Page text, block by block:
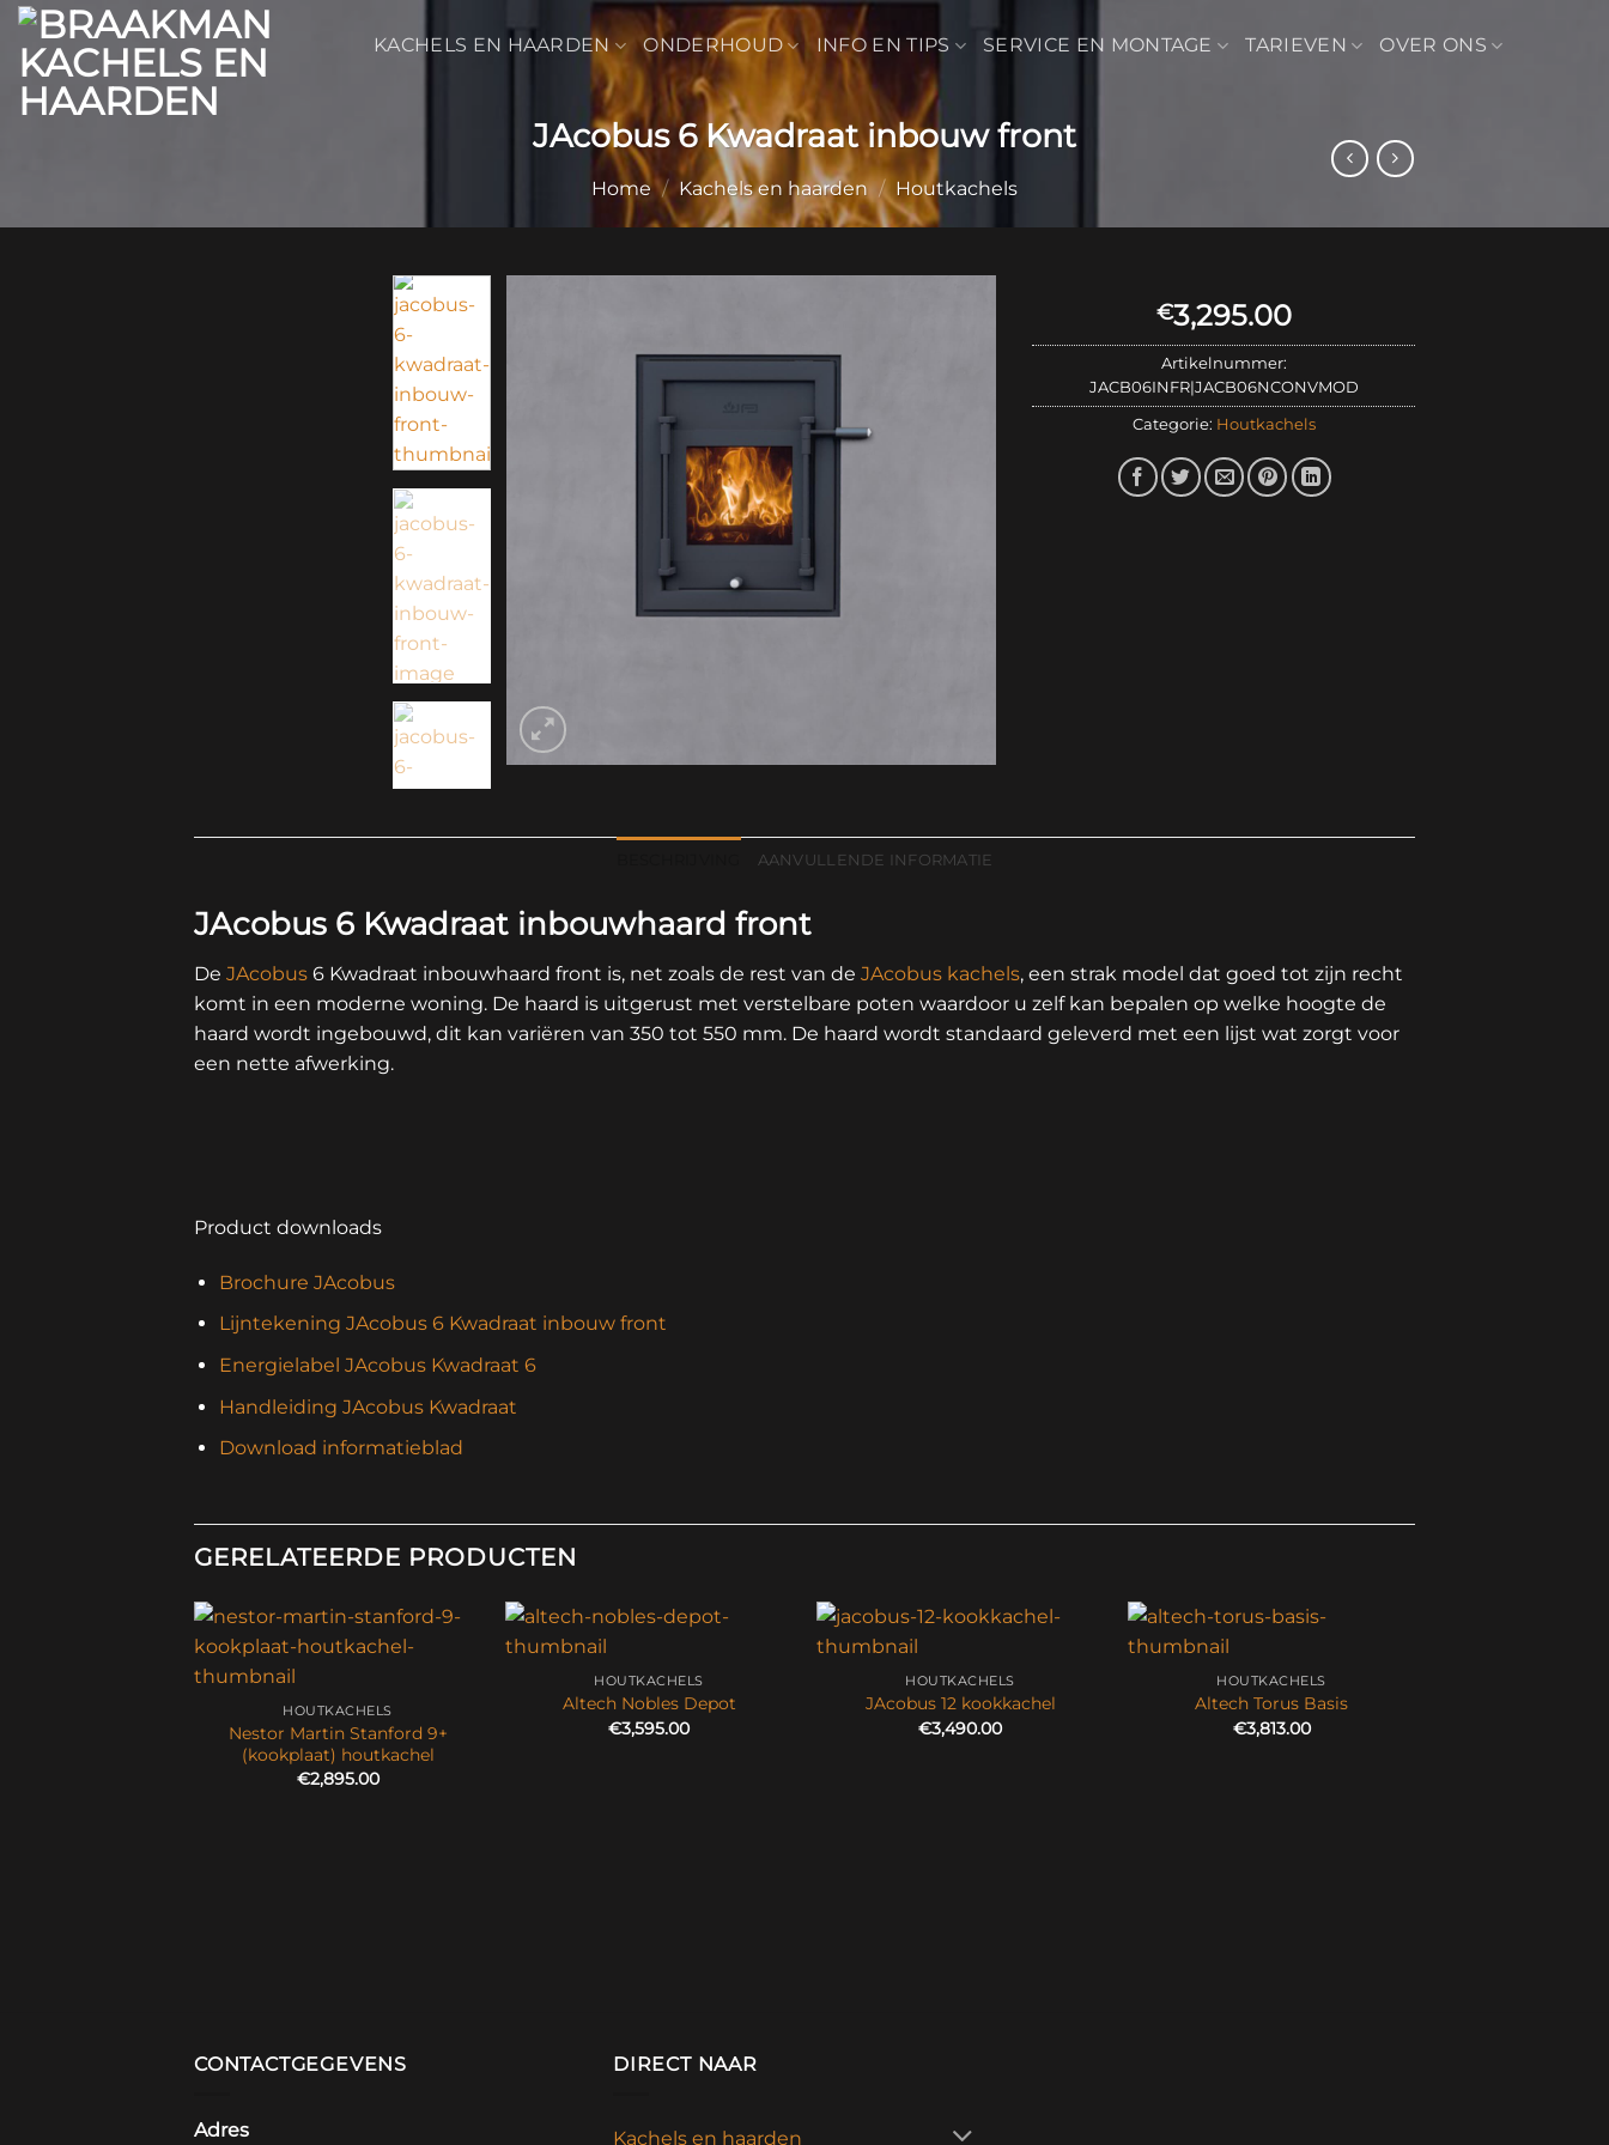
Ga
naar
inhoud
KACHELS EN HAARDEN ONDERHOUD INFO EN TIPS SERVICE EN MONTAGE TARIEVEN OVER ONS
JAcobus 6 Kwadraat inbouw front
Home / Kachels en haarden / Houtkachels
€3,295.00
Artikelnummer:
JACB06INFR|JACB06NCONVMOD
Categorie: Houtkachels
AANVULLENDE INFORMATIE
JAcobus 6 Kwadraat inbouwhaard front
De JAcobus 6 Kwadraat inbouwhaard front is, net zoals de rest van de JAcobus kachels, een strak model dat goed tot zijn recht
komt in een moderne woning. De haard is uitgerust met verstelbare poten waardoor u zelf kan bepalen op welke hoogte de
haard wordt ingebouwd, dit kan variëren van 350 tot 550 mm. De haard wordt standaard geleverd met een lijst wat zorgt voor
een nette afwerking.
Product downloads
Brochure JAcobus
Lijntekening JAcobus 6 Kwadraat inbouw front
Energielabel JAcobus Kwadraat 6
Handleiding JAcobus Kwadraat
Download informatieblad
GERELATEERDE PRODUCTEN
HOUTKACHELS
Nestor Martin Stanford 9+
(kookplaat) houtkachel
€2,895.00
HOUTKACHELS
Altech Nobles Depot
€3,595.00
HOUTKACHELS
JAcobus 12 kookkachel
€3,490.00
HOUTKACHELS
Altech Torus Basis
€3,813.00
CONTACTGEGEVENS
Adres
DIRECT NAAR
Kachels en haarden